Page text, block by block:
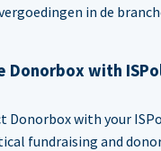
in de
Donorbox with
Donorbox with your
fundraising and